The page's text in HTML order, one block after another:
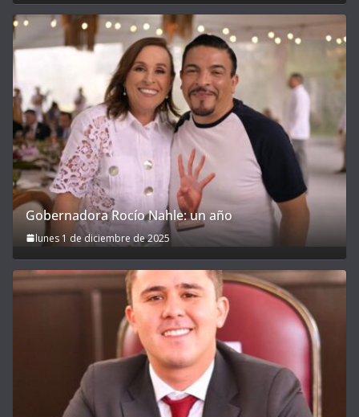
Gobernadora Rocío Nahle: un año
lunes 1 de diciembre de 2025